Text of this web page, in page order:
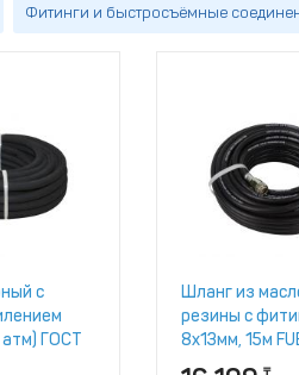
Фитинги и быстросъёмные
с
атм) ГОСТ
Шланг из
резины с
8x13мм, 15м
[170106]